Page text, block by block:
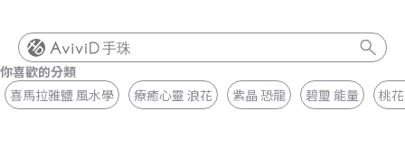
手珠
你喜歡的分類
喜馬拉雅鹽 風水學
療癒心靈 浪花 紫晶 恐龍 碧璽 能量 桃